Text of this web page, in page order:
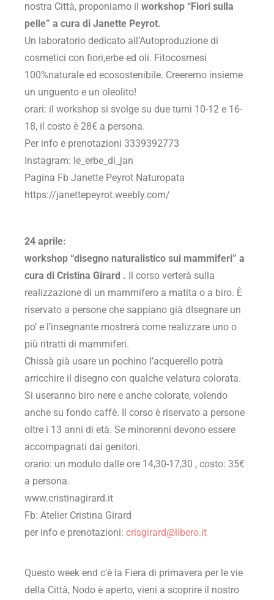
nostra Città, proponiamo il workshop “Fiori sulla
pelle” a cura di Janette Peyrot.
Un laboratorio dedicato all’Autoproduzione di
cosmetici con fiori,erbe ed oli. Fitocosmesi
100%naturale ed ecosostenibile. Creeremo insieme
un unguento e un oleolito!
orari: il workshop si svolge su due turni 10-12 e 16-
18, il costo è 28€ a persona.
Per info e prenotazioni 3339392773
Instagram: le_erbe_di_jan
Pagina Fb Janette Peyrot Naturopata
https://janettepeyrot.weebly.com/
24 aprile:
workshop “disegno naturalistico sui mammiferi” a
cura di Cristina Girard . Il corso verterà sulla
realizzazione di un mammifero a matita o a biro. È
riservato a persone che sappiano già dIsegnare un
po’ e l’insegnante mostrerà come realizzare uno o
più ritratti di mammiferi.
Chissà già usare un pochino l’acquerello potrà
arricchire il disegno con qualche velatura colorata.
Si useranno biro nere e anche colorate, volendo
anche su fondo caffè. Il corso è riservato a persone
oltre i 13 anni di età. Se minorenni devono essere
accompagnati dai genitori.
orario: un modulo dalle ore 14,30-17,30 , costo: 35€
a persona.
www.cristinagirard.it
Fb: Atelier Cristina Girard
per info e prenotazioni: crisgirard@libero.it
Questo week end c’è la Fiera di primavera per le vie
della Città, Nodo è aperto, vieni a scoprire il nostro